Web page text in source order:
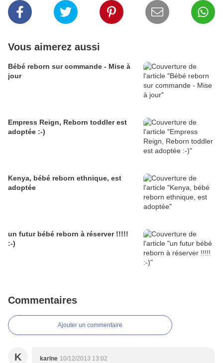
Vous aimerez aussi
Bébé reborn sur commande - Mise à
jour
Empress Reign, Reborn toddler est
adoptée :-)
Kenya, bébé reborn ethnique, est
adoptée
un futur bébé reborn à réserver !!!!!
:-)
Commentaires
Ajouter un commentaire
K karine 10/12/2013 13:02